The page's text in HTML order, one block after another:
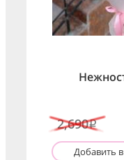
2,690i
Добавить